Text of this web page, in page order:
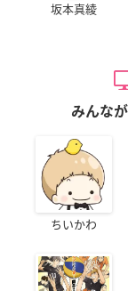
坂本真綾
みんな
ちいかわ